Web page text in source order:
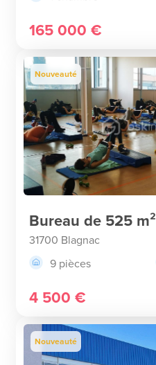
165 000 €
Nouveauté
Bureau de 525 m²
31700 Blagnac
9 pièces
4 500 €
Nouveauté